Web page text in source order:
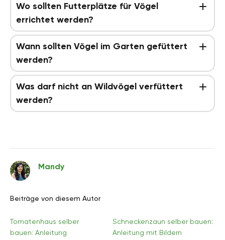
Wo sollten Futterplätze für Vögel
errichtet werden?
Wann sollten Vögel im Garten gefüttert
werden?
Was darf nicht an Wildvögel verfüttert
werden?
Mandy
Beiträge von diesem Autor
Tomatenhaus selber
bauen: Anleitung
Schneckenzaun selber bauen:
Anleitung mit Bildern